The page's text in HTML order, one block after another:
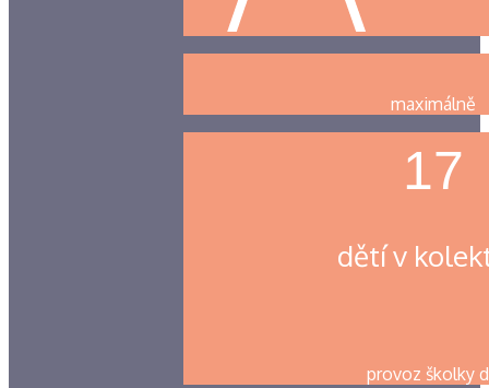
maximálně
17
dětí v
provoz školky